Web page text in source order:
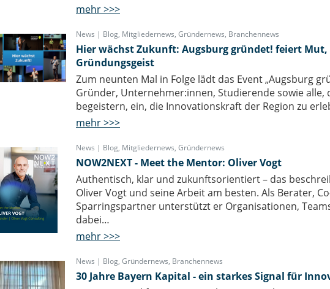
mehr >>>
News | Blog, Mitgliedernews, Gründernews, Branchennews
Hier wächst Zukunft: Augsburg gründet! feiert Mut,
Gründungsgeist
Zum neunten Mal in Folge lädt das Event „Augsburg
Gründer, Unternehmer:innen, Studierende sowie alle,
begeistern, ein, die Innovationskraft der Region zu
mehr >>>
News | Blog, Mitgliedernews, Gründernews
NOW2NEXT - Meet the Mentor: Oliver Vogt
Authentisch, klar und zukunftsorientiert – das
Oliver Vogt und seine Arbeit am besten. Als Berater,
Sparringspartner unterstützt er Organisationen,
dabei…
mehr >>>
News | Blog, Gründernews, Branchennews
30 Jahre Bayern Kapital - ein starkes Signal für